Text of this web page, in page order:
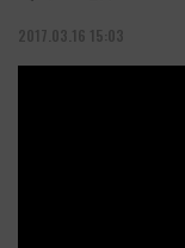
2017.03.16 15:03